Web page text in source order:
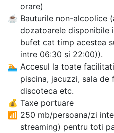
orare)
☕ Bauturile non-alcoolice
dozatoarele disponibile
bufet cat timp acestea
intre 06:30 si 22:00)).
🏊‍ Accesul la toate
piscina, jacuzzi, sala de
discoteca etc.
💰 Taxe portuare
📶 250 mb/persoana/zi
streaming) pentru toti